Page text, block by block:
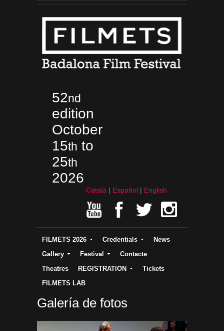
52nd
edition
October
15th to
25th
2026
Català Español English
FILMETS 2026 Credentials
News
Gallery
Festival
Contacte
Theatres
REGISTRATION
Tickets
FILMETS LAB
Galería de fotos